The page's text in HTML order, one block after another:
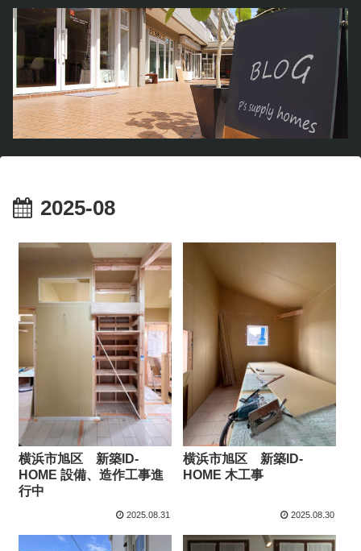
2025-08
横浜市旭区 新築ID-
HOME 設備、造作工事進
行中
2025.08.31
横浜市旭区 新築ID-
HOME 木工事
2025.08.30